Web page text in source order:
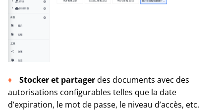
Stocker et partagerdes documents avec des
autorisations configurables telles que la date
d’expiration, le mot de passe, le niveau d’accès, etc.